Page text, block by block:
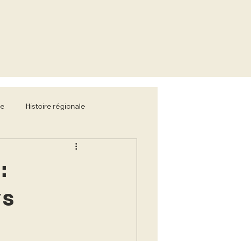
Histoire régionale